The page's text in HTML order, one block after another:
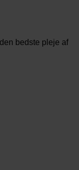
bedste pleje af